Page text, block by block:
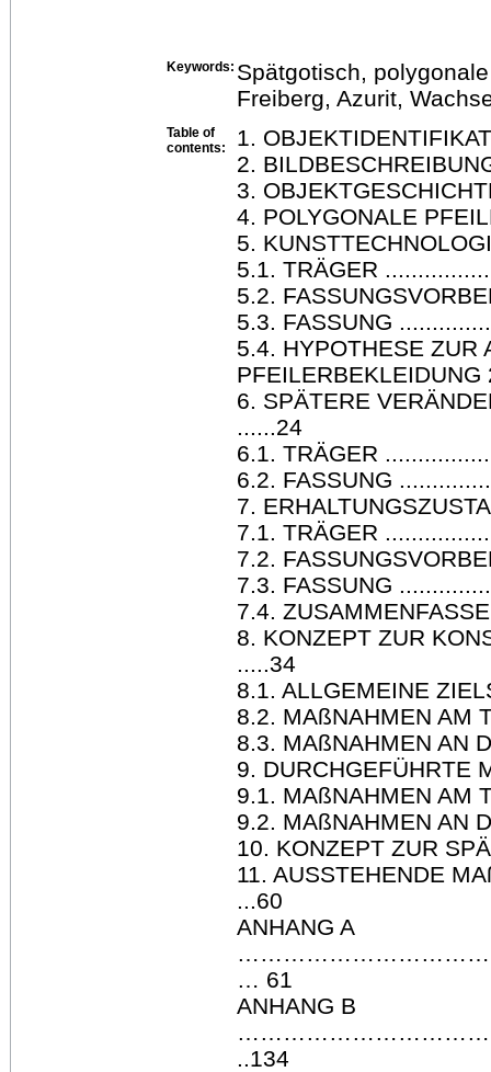
Keywords: Spätgotisch,
Freiberg, Azurit,
Table of
contents:
1.
2.
3.
4. POLYGONALE
5.
5.1. TRÄGER
5.2.
5.3. FASSUNG
5.4. HYPOTHESE ZUR
PFEILERBEKLEIDUNG
6. SPÄTERE
......24
6.1. TRÄGER
6.2. FASSUNG
7.
7.1. TRÄGER
7.2.
7.3. FASSUNG
7.4.
8. KONZEPT ZUR
.....34
8.1. ALLGEMEINE
8.2. MAßNAHMEN AM
8.3. MAßNAHMEN AN
9. DURCHGEFÜHRTE
9.1. MAßNAHMEN AM
9.2. MAßNAHMEN AN
10. KONZEPT ZUR
11. AUSSTEHENDE
...60
ANHANG A
… 61
ANHANG B
..134